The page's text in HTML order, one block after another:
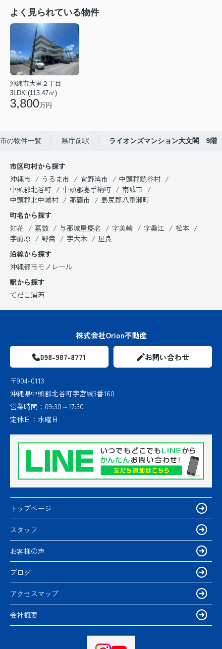
よく見られている物件
沖縄市大里２丁目
3LDK (113.47㎡)
3,800万円
の物件一覧 県庁前駅 ライオンズマンション大文閣 9階
市区町村から探す
沖縄市
うるま市 宜野湾市
中頭郡読谷村
中頭郡北谷町
中頭郡嘉手納町
南城市
中頭郡北中城村
那覇市
島尻郡八重瀬町
町名から探す
知花
嘉数 与那城屋慶名 字美崎 字桑江
松本
字前原
野嵩 字大木
屋良
沿線から探す
沖縄都市モノレール
駅から探す
てだこ浦西
株式会社Orion不動産
098-987-8771 お問い合わせ
〒904-0113
沖縄県中頭郡北谷町字宮城3番160
営業時間： 09:30～17:30
定休日： 水曜日
トップページ
スタッフ
お客様の声
ブログ
アクセスマップ
会社概要